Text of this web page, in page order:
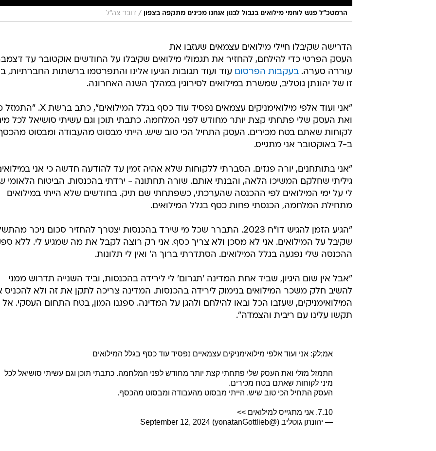
הרמטכ״ל פגש לוחמי מילואים בגבול לבנון אנחנו מכינים מתקפה בצפון / דובר צה"ל
הדרישה שקיבלו חיילי מילואים עצמאים שעזבו את
העסק הפרטי כדי להילחם, להחזיר את תגמולי מילואים שקיבלו על החודשים אוקטובר עד
עוררה סערה.
בעקבות הפרסום
עוד ועוד תגובות הגיעו אלינו והתפרסמו ברשתות החברתיות,
זו של יהונתן גוטליב, שמשרת במילואים לסירוגין במהלך השנה האחרונה.
ואת העסק שלי פתחתי קצת יותר מחודש לפני המלחמה. כתבתי תוכן וגם עשיתי סושיאל לכל
לקוחות שאתם בטח מכירים. העסק התחיל הכי טוב שיש. הייתי מבסוט מהעבודה ומבסוט מהכסף.
"אני בתותחנים, יורה פגזים. הסברתי ללקוחות שלא אהיה זמין עד להודעה חדשה כי אני
גיליתי שחלקם המשיכו הלאה, והבנתי אותם. שורה תחתונה - ירדתי בהכנסות. הביטוח הלאומי
לי על ימי המילואים לפי ההכנסה שהערכתי, כשפתחתי שם תיק. בחודשים שלא הייתי במילואים
מתחילת המלחמה, הכנסתי פחות כסף בגלל המילואים.
ההכנסה שלי נפגעה בגלל המילואים. הסתדרתי ברוך ה' ואין לי תלונות.
"אבל אין שום היגיון, שביד אחת המדינה 'תגרום' לי לירידה בהכנסות, וביד השנייה תדרוש ממני
להשיב חלק משכר המילואים בנימוק לירידה בהכנסות. המדינה צריכה לתקן את זה ולא להכניס
המילואימניקים, שעזבו הכל ובאו להילחם ולהגן על המדינה. ספגנו המון, בטח התחום העסקי. אל
תקשו עלינו עם ריבית והצמדה".